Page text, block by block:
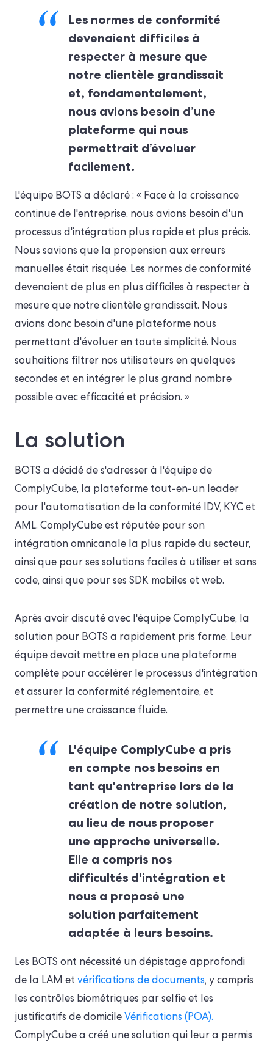
Les normes de conformité
devenaient difficiles à
respecter à mesure que
notre clientèle grandissait
et, fondamentalement,
nous avions besoin d’une
plateforme qui nous
permettrait d’évoluer
facilement.
L'équipe BOTS a déclaré : « Face à la croissance
continue de l'entreprise, nous avions besoin d'un
processus d'intégration plus rapide et plus précis.
Nous savions que la propension aux erreurs
manuelles était risquée. Les normes de conformité
devenaient de plus en plus difficiles à respecter à
mesure que notre clientèle grandissait. Nous
avions donc besoin d'une plateforme nous
permettant d'évoluer en toute simplicité. Nous
souhaitions filtrer nos utilisateurs en quelques
secondes et en intégrer le plus grand nombre
possible avec efficacité et précision. »
La solution
BOTS a décidé de s'adresser à l'équipe de
ComplyCube, la plateforme tout-en-un leader
pour l'automatisation de la conformité IDV, KYC et
AML. ComplyCube est réputée pour son
intégration omnicanale la plus rapide du secteur,
ainsi que pour ses solutions faciles à utiliser et sans
code, ainsi que pour ses SDK mobiles et web.
Après avoir discuté avec l'équipe ComplyCube, la
solution pour BOTS a rapidement pris forme. Leur
équipe devait mettre en place une plateforme
complète pour accélérer le processus d'intégration
et assurer la conformité réglementaire, et
permettre une croissance fluide.
L'équipe ComplyCube a pris
en compte nos besoins en
tant qu'entreprise lors de la
création de notre solution,
au lieu de nous proposer
une approche universelle.
Elle a compris nos
difficultés d'intégration et
nous a proposé une
solution parfaitement
adaptée à leurs besoins.
Les BOTS ont nécessité un dépistage approfondi
de la LAM et vérifications de documents, y compris
les contrôles biométriques par selfie et les
justificatifs de domicile Vérifications (POA).
ComplyCube a créé une solution qui leur a permis